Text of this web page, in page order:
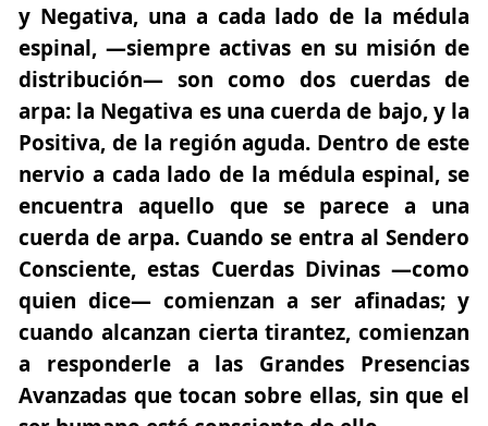
y Negativa, una a cada lado de la médula
espinal, —siempre activas en su misión de
distribución— son como dos cuerdas de
arpa: la Negativa es una cuerda de bajo, y la
Positiva, de la región aguda. Dentro de este
nervio a cada lado de la médula espinal, se
encuentra aquello que se parece a una
cuerda de arpa. Cuando se entra al Sendero
Consciente, estas Cuerdas Divinas —como
quien dice— comienzan a ser afinadas; y
cuando alcanzan cierta tirantez, comienzan
a responderle a las Grandes Presencias
Avanzadas que tocan sobre ellas, sin que el